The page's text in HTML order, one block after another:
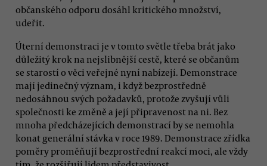
občanského odporu dosáhl kritického množství,
udeřit.
Úterní demonstraci je v tomto světle třeba brát jako
důležitý krok na nejslibnější cestě, které se občanům
se starostí o věci veřejné nyní nabízejí. Demonstrace
mají jedinečný význam, i když bezprostředně
nedosáhnou svých požadavků, protože zvyšují vůli
společnosti ke změně a její připravenost na ni. Bez
mnoha předcházejících demonstrací by se nemohla
konat generální stávka v roce 1989. Demonstrace zřídka
poměry proměňují bezprostřední reakcí moci, ale vždy